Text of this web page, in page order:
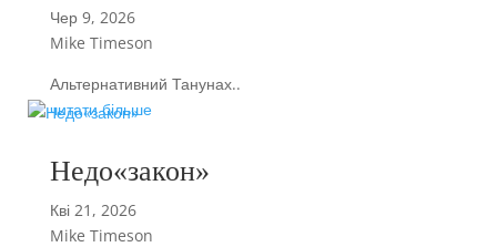
Чер 9, 2026
Mike Timeson
Альтернативний Танунах..
читати більше
Недо«закон»
Кві 21, 2026
Mike Timeson